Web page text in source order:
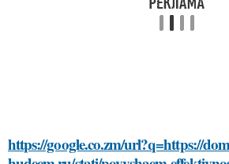
https://google.co.zm/url?q=https://